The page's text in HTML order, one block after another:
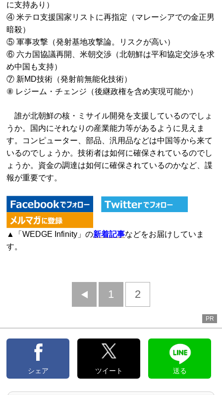
に支持あり）
④ 米テロ支援国家リストに再指定（マレーシアでの金正男
暗殺）
⑤ 軍事攻撃（発射基地攻撃論。リスクが高い）
⑥ 六カ国協議再開、米朝交渉（北朝鮮は平和協定交渉を求
め中国も支持）
⑦ 新MD技術（発射前無能化技術）
⑧ レジーム・チェンジ（後継政権を含め実現可能か）
誰が北朝鮮の核・ミサイル開発を支援しているのでしょ
うか。国内にそれなりの産業能力等があるように見えま
す。コンピューター、部品、汎用品などは中国等から来て
いるのでしょうか。技術者は如何に確保されているのでし
ょうか。資金の調達は如何に確保されているのかなど、諜
報が重要です。
▲「WEDGE Infinity」の新着記事などをお届けしていま
す。
前
1 2
PR
シェア ツイート 送る